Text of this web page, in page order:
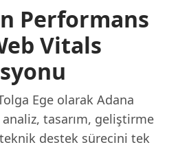
Performans
Vitals
Ege olarak Adana
tasarım, geliştirme
destek sürecini tek